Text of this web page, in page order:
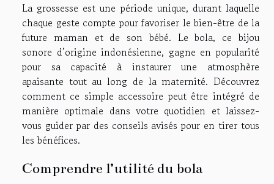
La grossesse est une période unique, durant laquelle
chaque geste compte pour favoriser le bien-être de la
future maman et de son bébé. Le bola, ce bijou
sonore d’origine indonésienne, gagne en popularité
pour sa capacité à instaurer une atmosphère
apaisante tout au long de la maternité. Découvrez
comment ce simple accessoire peut être intégré de
manière optimale dans votre quotidien et laissez-
vous guider par des conseils avisés pour en tirer tous
les bénéfices.
Comprendre l’utilité du bola